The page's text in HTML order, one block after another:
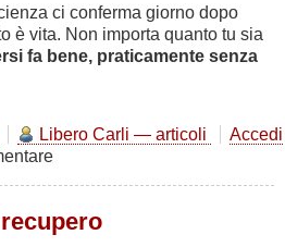
ci conferma giorno dopo
è vita. Non importa quanto tu sia
fa bene, praticamente senza
L’irisina:
l’ormone
Libero Carli — articoli
Accedi